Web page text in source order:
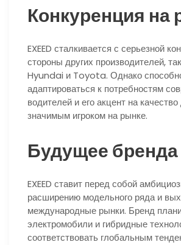
Конкуренция на
EXEED сталкивается с серьезной
стороны других производителей,
Hyundai и Toyota. Однако
адаптироваться к потребностям
водителей и его акцент на
значимым игроком на рынке.
Будущее бренда
EXEED ставит перед собой
расширению модельного ряда и
международные рынки. Бренд
электромобили и гибридные
соответствовать глобальным